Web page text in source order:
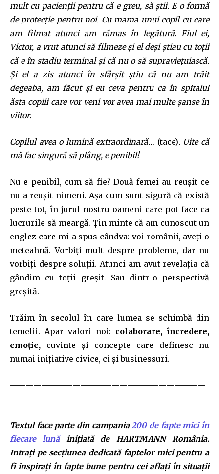
mult cu pacienții pentru că e greu, să știi. E o formă
de protecție pentru noi. Cu mama unui copil cu care
am filmat atunci am rămas în legătură. Fiul ei,
Victor, a vrut atunci să filmeze și el deși știau cu toții
că e în stadiu terminal și că nu o să supraviețuiască.
Și el a zis atunci în sfârșit știu că nu am trăit
degeaba, am făcut și eu ceva pentru ca în spitalul
ăsta copiii care vor veni vor avea mai multe șanse în
viitor.
Copilul avea o lumină extraordinară… (tace). Uite că
mă fac singură să plâng, e penibil!
Nu e penibil, cum să fie? Două femei au reușit ce
nu a reușit nimeni. Așa cum sunt sigură că există
peste tot, în jurul nostru oameni care pot face ca
lucrurile să meargă. Țin minte că am cunoscut un
englez care mi-a spus cândva: voi românii, aveți o
meteahnă. Vorbiți mult despre probleme, dar nu
vorbiți despre soluții. Atunci am avut revelația că
gândim cu toții greșit. Sau dintr-o perspectivă
greșită.
Trăim în secolul în care lumea se schimbă din
temelii. Apar valori noi: colaborare, încredere,
emoție, cuvinte și concepte care definesc nu
numai inițiative civice, ci și businessuri.
—————————————————————————
———————————————-
Textul face parte din campania 200 de fapte mici în
fiecare lunăinițiată de HARTMANN România.
Intrați pe secțiunea dedicată faptelor mici pentru a
fi inspirați în fapte bune pentru cei aflați în situații